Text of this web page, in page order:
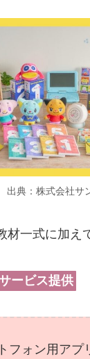
出典：株式会社サ
材一式に加え
ービス提供
フォン用アプ